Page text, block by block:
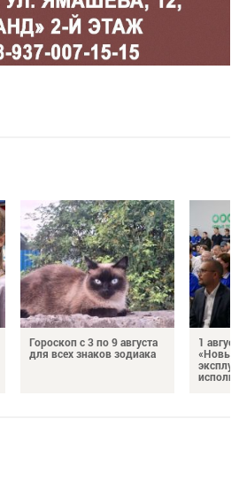
Гороскоп с 3 по 9 августа
для всех знаков зодиака
1
«Новые